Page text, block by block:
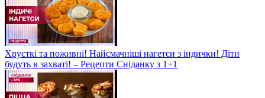
Хрусткі та поживні! Найсмачніші нагетси з індички! Діти
будуть в захваті! – Рецепти Сніданку з 1+1